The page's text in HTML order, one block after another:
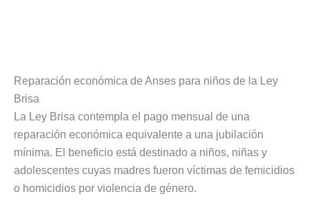
Reparación económica de Anses para niños de la Ley
Brisa
La Ley Brisa contempla el pago mensual de una
reparación económica equivalente a una jubilación
mínima. El beneficio está destinado a niños, niñas y
adolescentes cuyas madres fueron víctimas de femicidios
o homicidios por violencia de género.